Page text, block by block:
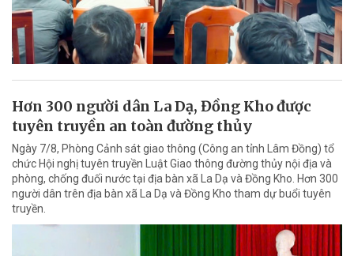
Hơn 300 người dân La Dạ, Đồng Kho được
tuyên truyền an toàn đường thủy
Ngày 7/8, Phòng Cảnh sát giao thông (Công an tỉnh Lâm Đồng) tổ
chức Hội nghị tuyên truyền Luật Giao thông đường thủy nội địa và
phòng, chống đuối nước tại địa bàn xã La Dạ và Đồng Kho. Hơn 300
người dân trên địa bàn xã La Dạ và Đồng Kho tham dự buổi tuyên
truyền.